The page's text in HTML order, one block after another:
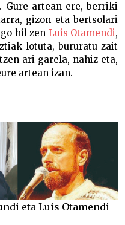
Gure artean ere, berriki
gizon eta bertsolari
hil zen Luis Otamendi,
lotuta, bururatu zait
ari garela, nahiz eta,
artean izan.
eta Luis Otamendi